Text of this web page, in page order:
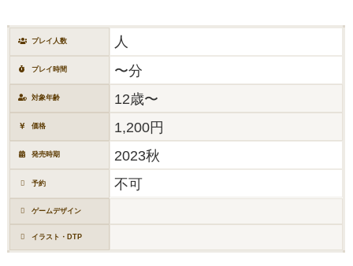
プレイ人数 人
プレイ時間 〜分
対象年齢 12歳〜
価格 1,200円
発売時期 2023秋
予約 不可
ゲームデザイン
イラスト・DTP